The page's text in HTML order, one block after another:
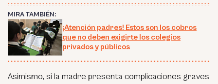
MIRA TAMBIÉN:
¡Atención padres! Estos son los cobros
que no deben exigirte los colegios
privados y públicos
Asimismo, si la madre presenta complicaciones graves